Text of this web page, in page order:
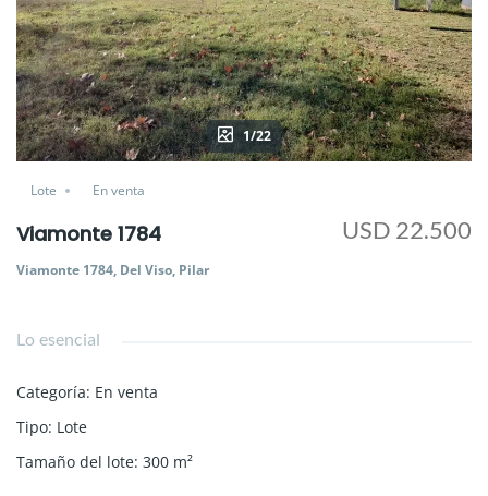
1/22
Lote En venta
Viamonte 1784
Viamonte 1784, Del Viso, Pilar
USD 22.500
Lo esencial
Categoría: En venta
Tipo: Lote
Tamaño del lote: 300 m²